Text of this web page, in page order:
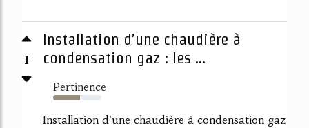
1
Installation d’une chaudière à
condensation gaz : les ...
Pertinence
56%
Installation d'une chaudière à condensation gaz